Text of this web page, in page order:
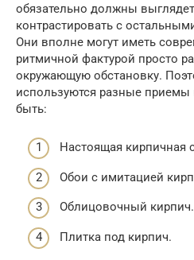
обязательно должны
контрастировать с
Они вполне могут иметь
ритмичной фактурой просто
окружающую обстановку.
используются разные
быть:
Настоящая кирпичная
Обои с имитацией
Облицовочный кирпич.
Плитка под кирпич.